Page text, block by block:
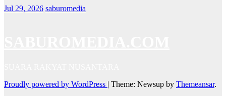
Jul 29, 2026 saburomedia
Proudly powered by WordPress | Theme: Newsup by Themeansar.